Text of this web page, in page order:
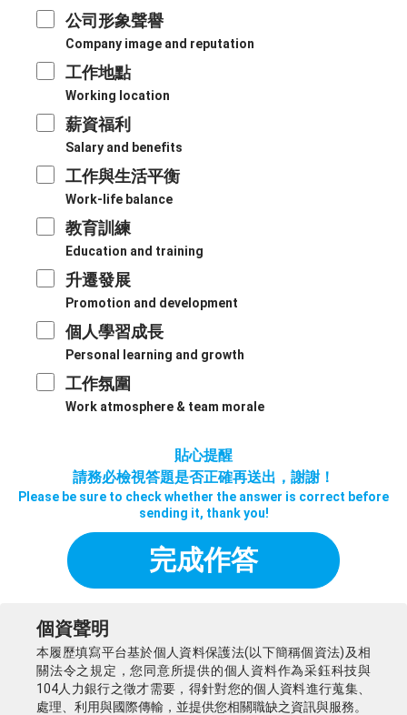
公司形象聲譽
Company image and reputation
工作地點
Working location​
薪資福利
Salary and benefits​
工作與生活平衡
Work-life balance​
教育訓練
Education and training​
升遷發展
Promotion and development​
個人學習成長
Personal learning and growth
工作氛圍
Work atmosphere & team morale
貼心提醒
請務必檢視答題是否正確再送出，謝謝！
Please be sure to check whether the answer is correct before
sending it, thank you!
完成作答
個資聲明
本履歷填寫平台基於個人資料保護法(以下簡稱個資法)及相
關法令之規定，您同意所提供的個人資料作為采鈺科技與
104人力銀行之徵才需要，得針對您的個人資料進行蒐集、
處理、利用與國際傳輸，並提供您相關職缺之資訊與服務。